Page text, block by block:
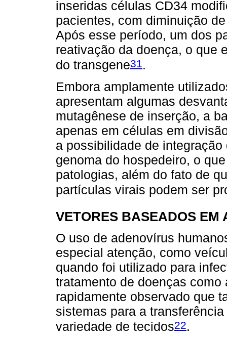
inseridas células CD34
pacientes, com diminuição
Após esse período, um dos
reativação da doença, o que
do transgene31 .
Embora amplamente
apresentam algumas
mutagênese de inserção, a
apenas em células em
a possibilidade de
genoma do hospedeiro, o
patologias, além do fato de
partículas virais podem ser
VETORES BASEADOS EM
O uso de adenovírus
especial atenção, como
quando foi utilizado para
tratamento de doenças
rapidamente observado que
sistemas para a
variedade de tecidos22.